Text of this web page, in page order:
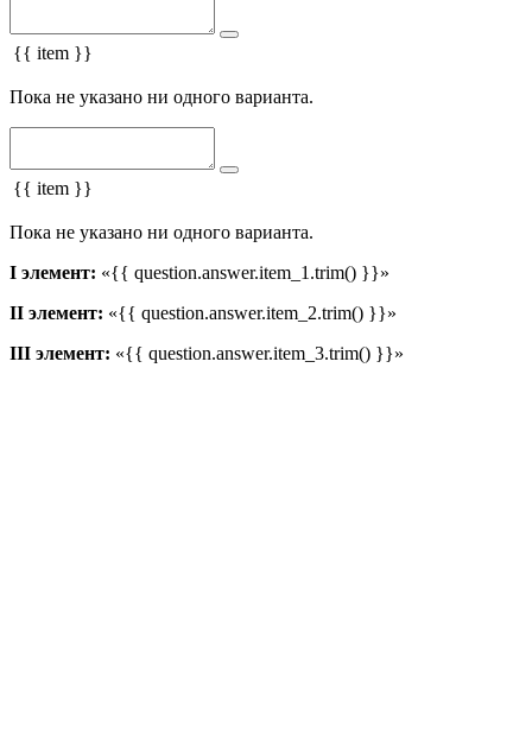
{{ item }}
Пока не указано ни одного варианта.
{{ item }}
Пока не указано ни одного варианта.
I элемент: «{{ question.answer.item_1.trim() }}»
II элемент: «{{ question.answer.item_2.trim() }}»
III элемент: «{{ question.answer.item_3.trim() }}»